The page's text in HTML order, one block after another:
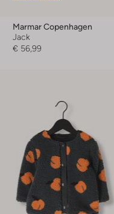
Marmar Copenhagen
Jack
€ 56,99